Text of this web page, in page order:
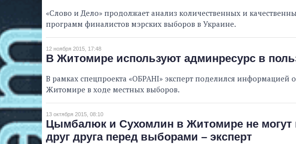
«Слово и Дело» продолжает анализ количественных и
программ финалистов мэрских выборов в Украине.
12 ноября 2015, 17:48
В Житомире используют админресурс в
В рамках спецпроекта «ОБРАНІ» эксперт поделился информацией
Житомире в ходе местных выборов.
13 октября 2015, 08:10
Цымбалюк и Сухомлин в Житомире не могут
друг друга перед выборами – эксперт